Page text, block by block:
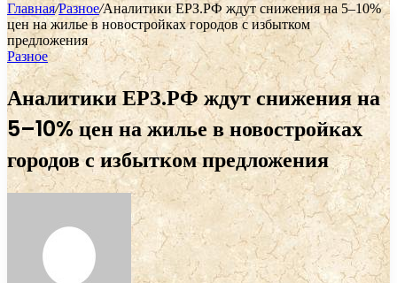
Главная/Разное/Аналитики ЕРЗ.РФ ждут снижения на 5–10%
цен на жилье в новостройках городов с избытком
предложения
Разное
Аналитики ЕРЗ.РФ ждут снижения на
5–10% цен на жилье в новостройках
городов с избытком предложения